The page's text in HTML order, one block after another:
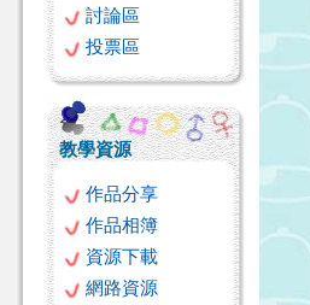
討論區
投票區
教學資源
作品分享
作品相簿
資源下載
網路資源